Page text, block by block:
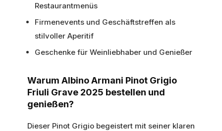
Restaurantmenüs
Firmenevents und Geschäftstreffen als
stilvoller Aperitif
Geschenke für Weinliebhaber und Genießer
Warum Albino Armani Pinot Grigio
Friuli Grave 2025 bestellen und
genießen?
Dieser Pinot Grigio begeistert mit seiner klaren